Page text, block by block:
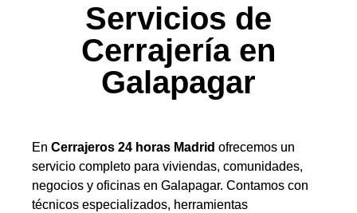
Servicios de
Cerrajería en
Galapagar
En Cerrajeros 24 horas Madrid ofrecemos un
servicio completo para viviendas, comunidades,
negocios y oficinas en Galapagar. Contamos con
técnicos especializados, herramientas